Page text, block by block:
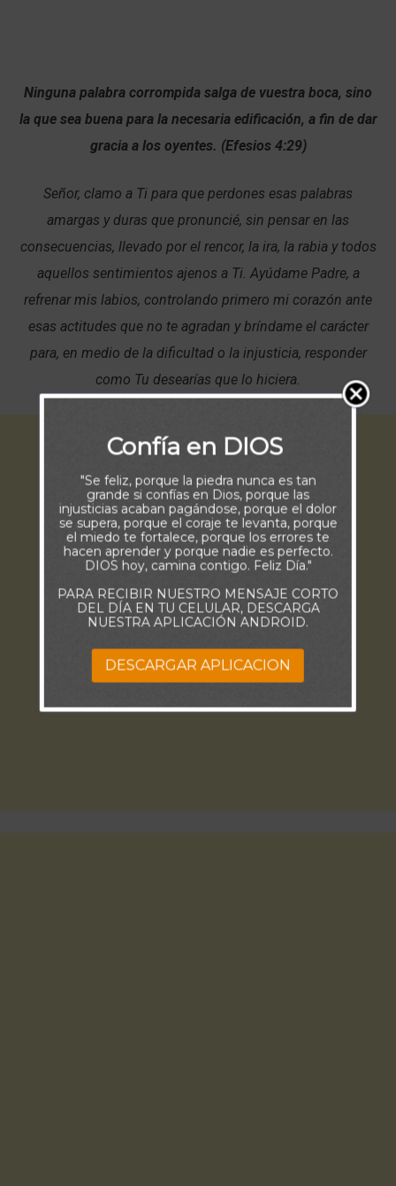
Ninguna palabra corrompida salga de vuestra boca, sino
la que sea buena para la necesaria edificación, a fin de dar
gracia a los oyentes. (Efesios 4:29)
Señor, clamo a Ti para que perdones esas palabras
amargas y duras que pronuncié, sin pensar en las
consecuencias, llevado por el rencor, la ira, la rabia y todos
aquellos sentimientos ajenos a Ti. Ayúdame Padre, a
refrenar mis labios, controlando primero mi corazón ante
esas actitudes que no te agradan y bríndame el carácter
para, en medio de la dificultad o la injusticia, responder
como Tu desearías que lo hiciera.
Confía en DIOS
"Se feliz, porque la piedra nunca es tan
grande si confías en Dios, porque las
injusticias acaban pagándose, porque el dolor
se supera, porque el coraje te levanta, porque
el miedo te fortalece, porque los errores te
hacen aprender y porque nadie es perfecto.
DIOS hoy, camina contigo. Feliz Día."
PARA RECIBIR NUESTRO MENSAJE CORTO
DEL DÍA EN TU CELULAR, DESCARGA
NUESTRA APLICACIÓN ANDROID.
DESCARGAR APLICACION